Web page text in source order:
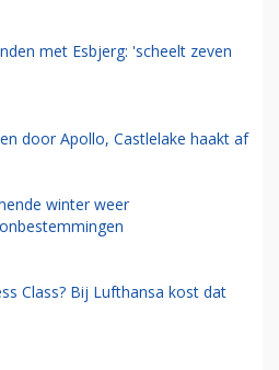
met Esbjerg: 'scheelt zeven
door Apollo, Castlelake haakt af
winter weer
Class? Bij Lufthansa kost dat